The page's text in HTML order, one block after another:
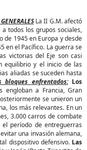
La II G.M. afectó
todos los grupos sociales,
de 1945 en Europa y desde
en el Pacífico. La guerra se
victorias del Eje son casi
equilibrio y el inicio de las
aliadas se suceden hasta
bloques enfrentados: Los
engloban a Francia, Gran
se unieron un
los más relevantes. En un
3.000 carros de combate
el período de entreguerras
una invasión alemana,
dispositivo defensivo. Las